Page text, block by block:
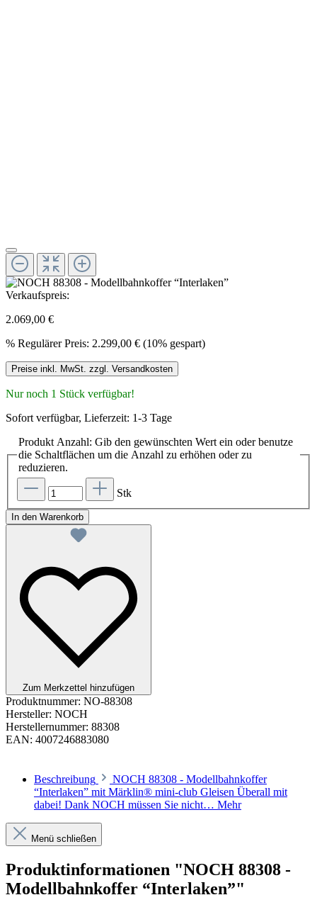
Verkaufspreis:
2.069,00 €
% Regulärer Preis: 2.299,00 € (10% gespart)
Preise inkl. MwSt. zzgl. Versandkosten
Nur noch 1 Stück verfügbar!
Sofort verfügbar, Lieferzeit: 1-3 Tage
Produkt Anzahl: Gib den gewünschten Wert ein oder benutze
die Schaltflächen um die Anzahl zu erhöhen oder zu
reduzieren.
Stk
In den Warenkorb
Zum Merkzettel hinzufügen
Produktnummer: NO-88308
Hersteller: NOCH
Herstellernummer: 88308
EAN: 4007246883080
Beschreibung
NOCH 88308 - Modellbahnkoffer
“Interlaken” mit Märklin® mini-club Gleisen Überall mit
dabei! Dank NOCH müssen Sie nicht… Mehr
Menü schließen
Produktinformationen "NOCH 88308 -
Modellbahnkoffer “Interlaken”"